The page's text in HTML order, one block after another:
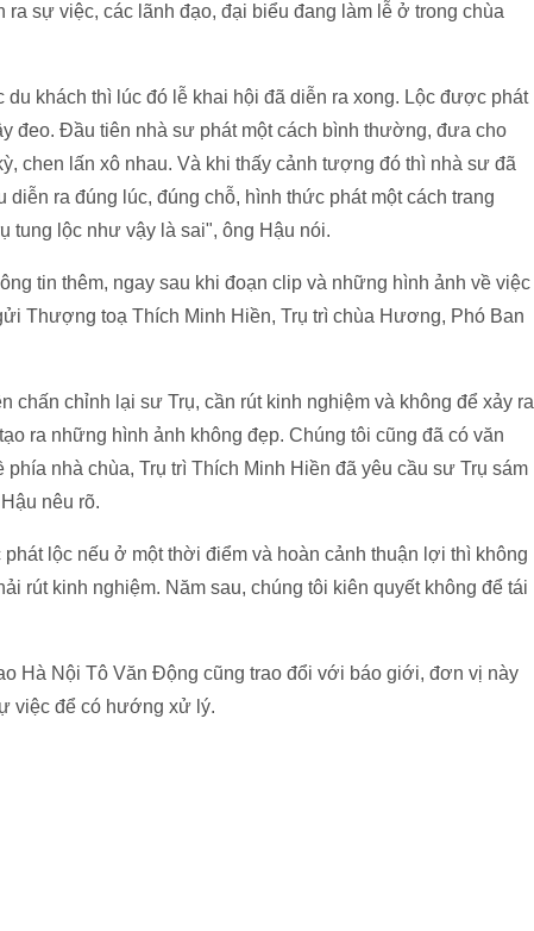
sự việc, các lãnh đạo, đại biểu đang làm lễ ở trong chùa
khách thì lúc đó lễ khai hội đã diễn ra xong. Lộc được phát
đeo. Đầu tiên nhà sư phát một cách bình thường, đưa cho
chen lấn xô nhau. Và khi thấy cảnh tượng đó thì nhà sư đã
ra đúng lúc, đúng chỗ, hình thức phát một cách trang
tung lộc như vậy là sai", ông Hậu nói.
tin thêm, ngay sau khi đoạn clip và những hình ảnh về việc
Thượng toạ Thích Minh Hiền, Trụ trì chùa Hương, Phó Ban
chấn chỉnh lại sư Trụ, cần rút kinh nghiệm và không để xảy ra
ra những hình ảnh không đẹp. Chúng tôi cũng đã có văn
nhà chùa, Trụ trì Thích Minh Hiền đã yêu cầu sư Trụ sám
nêu rõ.
lộc nếu ở một thời điểm và hoàn cảnh thuận lợi thì không
rút kinh nghiệm. Năm sau, chúng tôi kiên quyết không để tái
Hà Nội Tô Văn Động cũng trao đổi với báo giới, đơn vị này
việc để có hướng xử lý.